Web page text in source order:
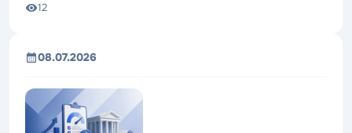
12
08.07.2026